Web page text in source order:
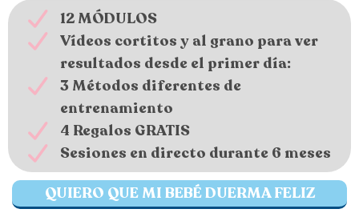
12 MÓDULOS
Vídeos cortitos y al grano para ver
resultados desde el primer día:
3 Métodos diferentes de
entrenamiento
4 Regalos GRATIS
Sesiones en directo durante 6 meses
QUIERO QUE MI BEBÉ DUERMA FELIZ